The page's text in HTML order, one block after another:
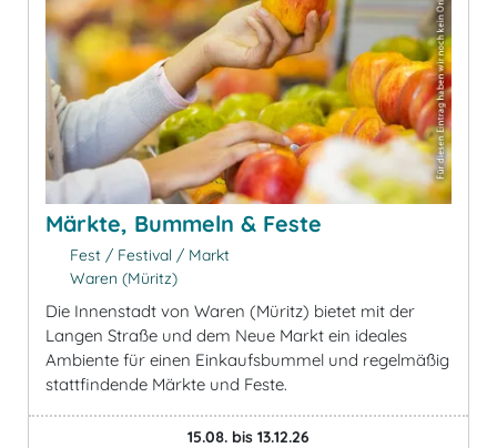
Märkte, Bummeln & Feste
Fest / Festival / Markt
Waren (Müritz)
Die Innenstadt von Waren (Müritz) bietet mit der
Langen Straße und dem Neue Markt ein ideales
Ambiente für einen Einkaufsbummel und regelmäßig
stattfindende Märkte und Feste.
15.08. bis 13.12.26